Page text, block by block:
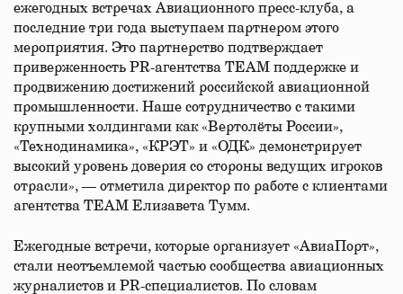
ежегодных встречах Авиационного пресс-клуба, а
последние три года выступаем партнером этого
мероприятия. Это партнерство подтверждает
приверженность PR-агентства ТЕАМ поддержке и
продвижению достижений российской авиационной
промышленности. Наше сотрудничество с такими
крупными холдингами как «Вертолёты России»,
«Технодинамика», «КРЭТ» и «ОДК» демонстрирует
высокий уровень доверия со стороны ведущих игроков
отрасли», — отметила директор по работе с клиентами
агентства TEAM Елизавета Тумм.
Ежегодные встречи, которые организует «АвиаПорт»,
стали неотъемлемой частью сообщества авиационных
журналистов и PR-специалистов. По словам